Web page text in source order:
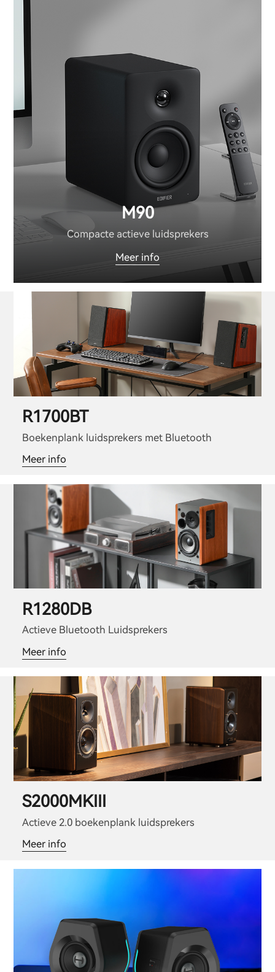
M90
Compacte actieve luidsprekers
Meer info
R1700BT
Boekenplank luidsprekers met Bluetooth
Meer info
R1280DB
Actieve Bluetooth Luidsprekers
Meer info
S2000MKIII
Actieve 2.0 boekenplank luidsprekers
Meer info